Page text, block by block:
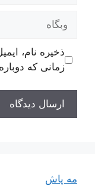
وبگاه
ذخیره نام،
زمانی که
مه پاش